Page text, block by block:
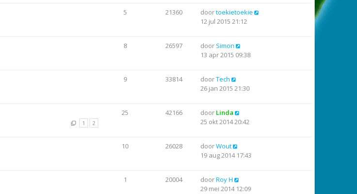
5 21360 doortoekietoekie
12 jul 2015 21:12
8 26597 door Simon
13 apr 2015 09:38
9 33814 doorTech
26 jan 2015 21:30
1 2
25 42166 door Linda
25 okt 2014 20:42
10 26028 doorWout
19 aug 2014 17:43
1 20004 doorRoy H
29 mei 2014 12:09